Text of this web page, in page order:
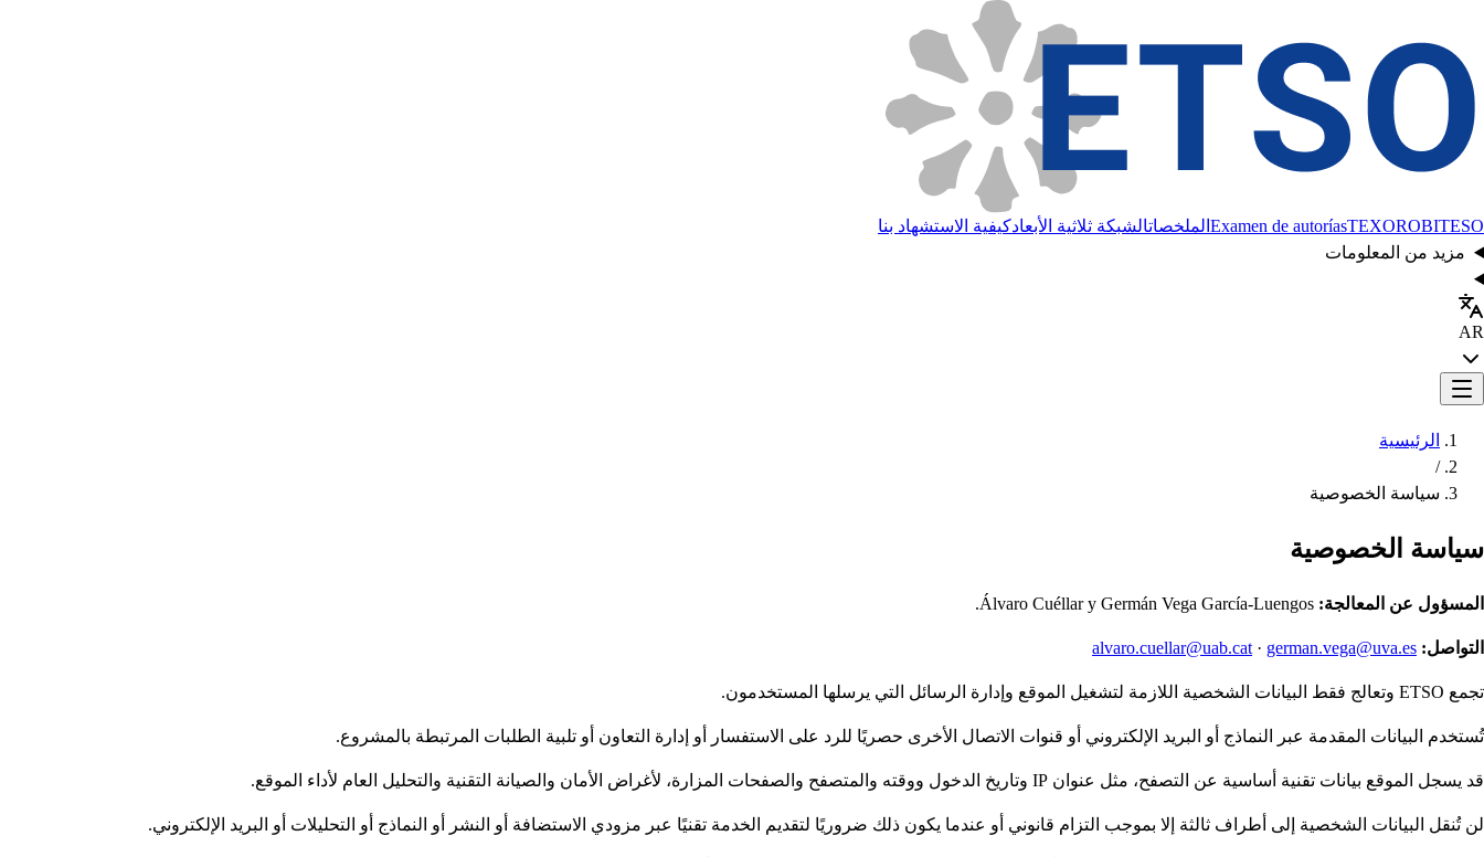
Examen de autoríasTEXOROBITESO الملخصاتالشبكة ثلاثية الأبعادكيفية الاستشهاد بنا
مزيد من المعلومات
AR
الرئيسية
/
سياسة الخصوصية
سياسة الخصوصية
المسؤول عن المعالجة:
التواصل: alvaro.cuellar@uab.cat · german.vega@uva.es
تجمع ETSO وتعالج فقط البيانات الشخصية اللازمة لتشغيل الموقع وإدارة الرسائل التي يرسلها المستخدمون.
تُستخدم البيانات المقدمة عبر النماذج أو البريد الإلكتروني أو قنوات الاتصال الأخرى حصريًا للرد على الاستفسار أو إدارة التعاون أو تلبية الطلبات المرتبطة بالمشروع.
قد يسجل الموقع بيانات تقنية أساسية عن التصفح، مثل عنوان IP وتاريخ الدخول ووقته والمتصفح والصفحات المزارة، لأغراض الأمان والصيانة التقنية والتحليل العام لأداء الموقع.
لن تُنقل البيانات الشخصية إلى أطراف ثالثة إلا بموجب التزام قانوني أو عندما يكون ذلك ضروريًا لتقديم الخدمة تقنيًا عبر مزودي الاستضافة أو النشر أو النماذج أو التحليلات أو البريد الإلكتروني.